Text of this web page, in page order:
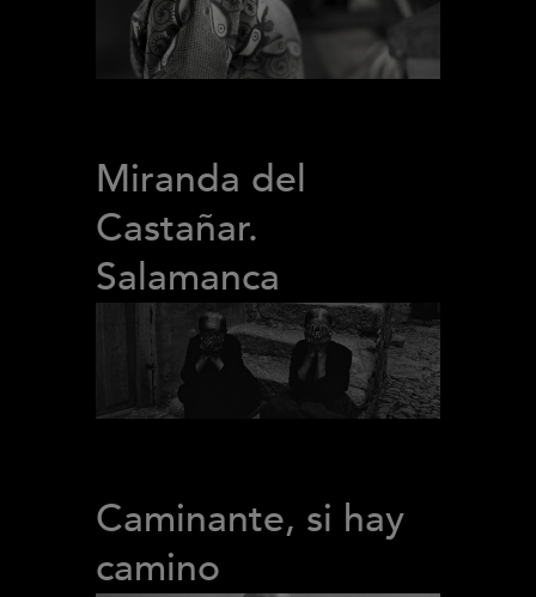
Miranda del
Castañar.
Salamanca
Caminante, si hay
camino